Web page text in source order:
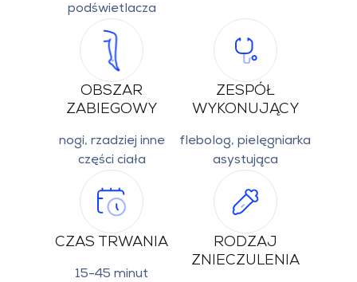
podświetlacza
OBSZAR
ZABIEGOWY
nogi, rzadziej inne
części ciała
ZESPÓŁ
WYKONUJĄCY
flebolog, pielęgniarka
asystująca
CZAS TRWANIA
15-45 minut
RODZAJ
ZNIECZULENIA